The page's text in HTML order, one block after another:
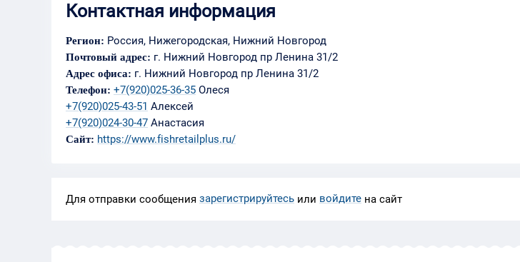
Контактная информация
Регион: Россия, Нижегородская, Нижний Новгород
Почтовый адрес: г. Нижний Новгород пр Ленина 31/2
Адрес офиса: г. Нижний Новгород пр Ленина 31/2
Телефон: +7(920)025-36-35 Олеся
+7(920)025-43-51 Алексей
+7(920)024-30-47 Анастасия
Сайт: https://www.fishretailplus.ru/
Для отправки сообщения зарегистрируйтесь или войдите на сайт